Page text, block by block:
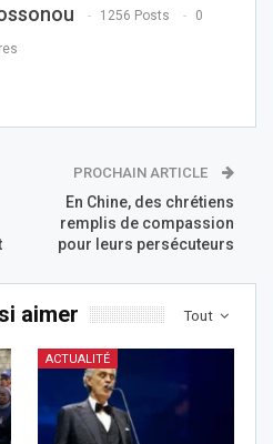
1256 Posts 0
PROCHAIN ARTICLE
En Chine, des chrétiens
remplis de compassion
pour leurs persécuteurs
Tout
aimer
ACTUALITÉ